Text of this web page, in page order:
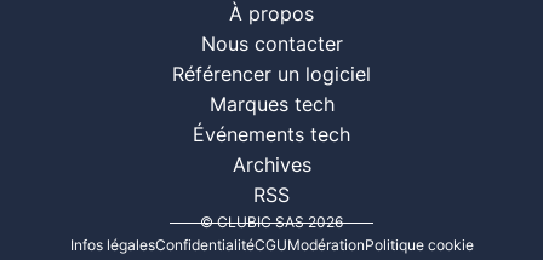
À propos
Nous contacter
Référencer un logiciel
Marques tech
Événements tech
Archives
RSS
© CLUBIC SAS 2026
Infos légalesConfidentialitéCGUModérationPolitique cookie